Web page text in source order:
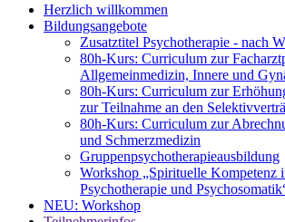
Herzlich willkommen
Bildungsangebote
Zusatztitel Psychotherapie - nach
80h-Kurs: Curriculum zur
Allgemeinmedizin, Innere und
80h-Kurs: Curriculum zur
zur Teilnahme an den
80h-Kurs: Curriculum zur
und Schmerzmedizin
Gruppenpsychotherapieausbildung
Workshop „Spirituelle Kompetenz
Psychotherapie und
NEU: Workshop